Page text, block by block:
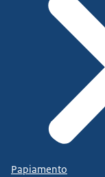
Papiamento